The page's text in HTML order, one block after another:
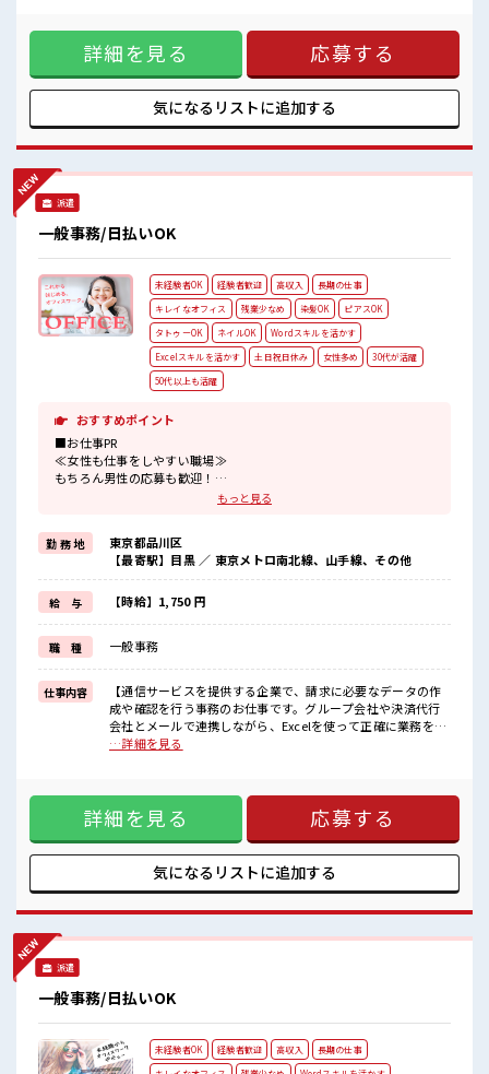
安心してお仕事に集中♪
時間をしっかり確保できる、 残業基本ナシのお仕事♪ オンと
オフをきっちり切り替えたい方にオススメ！ ≪女性も活躍で
きる職場≫ もちろん男性の応募も歓迎です！ ≪土日祝休のお
仕事≫ 家族や友人と一緒にプライベート満喫！ ≪初めての仕
事だけど自分にもできそう≫ 新しいことにチャレンジするの
は不安だけど、 しっかり働く環境が整っています！ イチから
プを目指せる≫ 高時給だらけの派遣のお仕事です！ ■職場の
雰囲気 女性多めで休み時間は女子トークがあふれる職場で
詳細を見る 応募する
気になるリストに追加する
派遣
一般事務/日払いOK
未経験者OK 経験者歓迎 高収入
長期の仕事
キレイなオフィス
残業少なめ 染髪OK
ピアスOK
タトゥーOK
ネイルOK
Wordスキルを活かす
Excelスキルを活かす
土日祝日休み 女性多め
30代が活躍
50代以上も活躍
おすすめポイント
■お仕事PR
≪女性も仕事をしやすい職場≫
もちろん男性の応募も歓迎！
場合によってはお願いすることもあります♪
≪完全週休二日制≫
週末は家族や友人と一緒にプライベート満喫！
≪モチベーションもUP≫
派手過ぎなければ髪型や髪色自由♪
(規定有)≪未経験でも活躍できる≫
新しいことにチャレンジするのは不安だけど、
しっかり働く環境が整っています！
イチからスキルUP・ステップUP目指していきましょう！
■職場の雰囲気
女性も活躍しやすい雰囲気の職場です！
明るすぎたり奇抜過ぎなければヘアカラーOK！
応募お待ちしております！
もっと見る
勤 務 地
東京都品川区
【最寄駅】目黒 ／ 東京メトロ南北線、山手線、その他
給 与 【時給】1,750 円
職 種 一般事務
仕事内容
【通信サービスを提供する企業で、請求に必要なデータの作
成や確認を行う事務のお仕事です。グループ会社や決済代行
会社とメールで連携しながら、Excelを使って正確に業務を進
めていただきます。】●お客様への請求に必要なデータの作
の確認・調整●新しい商材に関する業務フローの整理
●PowerPointを使用した手順書・資料作成●その他、部内の
事務サポート※電話対応よりも、メールやExcelを使用する業
務が中心です。※VLOOKUP関数を一から組むような高度な
Excelスキルは求められません。 ■お仕事PR ≪女性も仕事を
しやすい職場≫ もちろん男性の応募も歓迎！ ≪自分の時間も
もあります♪ ≪完全週休二日制≫ 週末は家族や友人と一緒に
プライベート満喫！ ≪モチベーションもUP≫ 派手過ぎなけれ
が整っています！ イチからスキルUP・ステップUP目指して
いきましょう！ ■職場の雰囲気 女性も活躍しやすい雰囲気の
職場です！ 明るすぎたり奇抜過ぎなければヘアカラーOK！
残業は少なめ！ たまに残業するくらいなら…という方、 応募
お待ちしております！
…詳細を見る
詳細を見る 応募する
気になるリストに追加する
派遣
一般事務/日払いOK
未経験者OK 経験者歓迎 高収入
長期の仕事